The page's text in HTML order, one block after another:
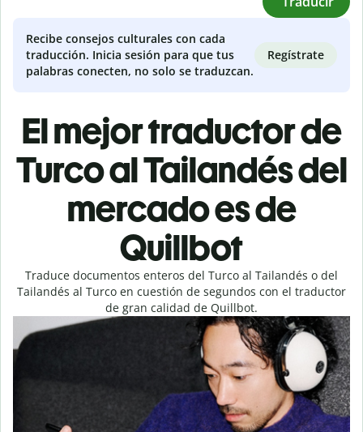
Recibe consejos culturales con cada
traducción. Inicia sesión para que tus
palabras conecten, no solo se traduzcan.
Regístrate
El mejor traductor de
Turco al Tailandés del
mercado es de
Quillbot
Traduce documentos enteros del Turco al Tailandés o del
Tailandés al Turco en cuestión de segundos con el traductor
de gran calidad de Quillbot.